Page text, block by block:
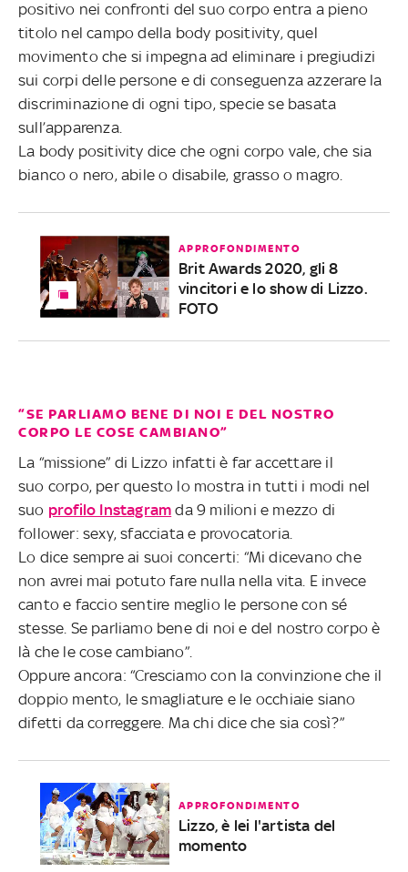
positivo nei confronti del suo corpo entra a pieno
titolo nel campo della body positivity, quel
movimento che si impegna ad eliminare i pregiudizi
sui corpi delle persone e di conseguenza azzerare la
discriminazione di ogni tipo, specie se basata
sull’apparenza.
La body positivity dice che ogni corpo vale, che sia
bianco o nero, abile o disabile, grasso o magro.
APPROFONDIMENTO
Brit Awards 2020, gli 8
vincitori e lo show di Lizzo.
FOTO
“SE PARLIAMO BENE DI NOI E DEL NOSTRO
CORPO LE COSE CAMBIANO”
La “missione” di Lizzo infatti è far accettare il
suo corpo, per questo lo mostra in tutti i modi nel
suo profilo Instagram da 9 milioni e mezzo di
follower: sexy, sfacciata e provocatoria.
Lo dice sempre ai suoi concerti: “Mi dicevano che
non avrei mai potuto fare nulla nella vita. E invece
canto e faccio sentire meglio le persone con sé
stesse. Se parliamo bene di noi e del nostro corpo è
là che le cose cambiano”.
Oppure ancora: “Cresciamo con la convinzione che il
doppio mento, le smagliature e le occhiaie siano
difetti da correggere. Ma chi dice che sia così?”
APPROFONDIMENTO
Lizzo, è lei l'artista del
momento